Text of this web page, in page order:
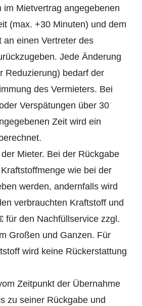
im Mietvertrag angegebenen
(max. +30 Minuten) und dem
an einen Vertreter des
Jede Änderung
Reduzierung) bedarf der
des Vermieters. Bei
Verspätungen über 30
Zeit wird ein
Mieter. Bei der Rückgabe
wie bei der
werden, andernfalls wird
verbrauchten Kraftstoff und
für den Nachfüllservice zzgl.
Großen und Ganzen. Für
wird keine Rückerstattung
Zeitpunkt der Übernahme
zu seiner Rückgabe und